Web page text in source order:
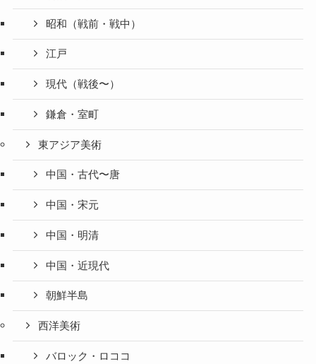
昭和（戦前・戦中）
江戸
現代（戦後〜）
鎌倉・室町
東アジア美術
中国・古代〜唐
中国・宋元
中国・明清
中国・近現代
朝鮮半島
西洋美術
バロック・ロココ